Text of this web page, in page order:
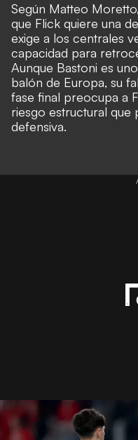
Según Matteo Moretto
que Flick quiere una
exige a los centrales
capacidad para
Aunque Bastoni es
balón de Europa, su
fase final preocupa a
riesgo estructural que
defensiva.